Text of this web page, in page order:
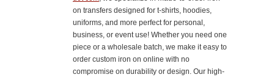
on transfers designed for t-shirts, hoodies,
uniforms, and more perfect for personal,
business, or event use! Whether you need one
piece or a wholesale batch, we make it easy to
order custom iron on online with no
compromise on durability or design. Our high-